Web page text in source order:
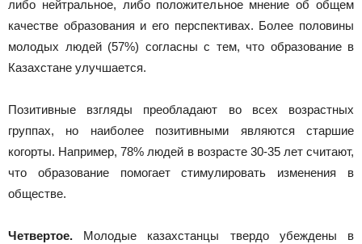
либо нейтральное, либо положительное мнение об общем
качестве образования и его перспективах. Более половины
молодых людей (57%) согласны с тем, что образование в
Казахстане улучшается.
Позитивные взгляды преобладают во всех возрастных
группах, но наиболее позитивными являются старшие
когорты. Например, 78% людей в возрасте 30-35 лет считают,
что образование помогает стимулировать изменения в
обществе.
Четвертое. Молодые казахстанцы твердо убеждены в